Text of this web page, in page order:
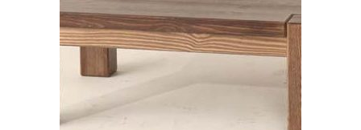
TOVÁBB OLVASOM